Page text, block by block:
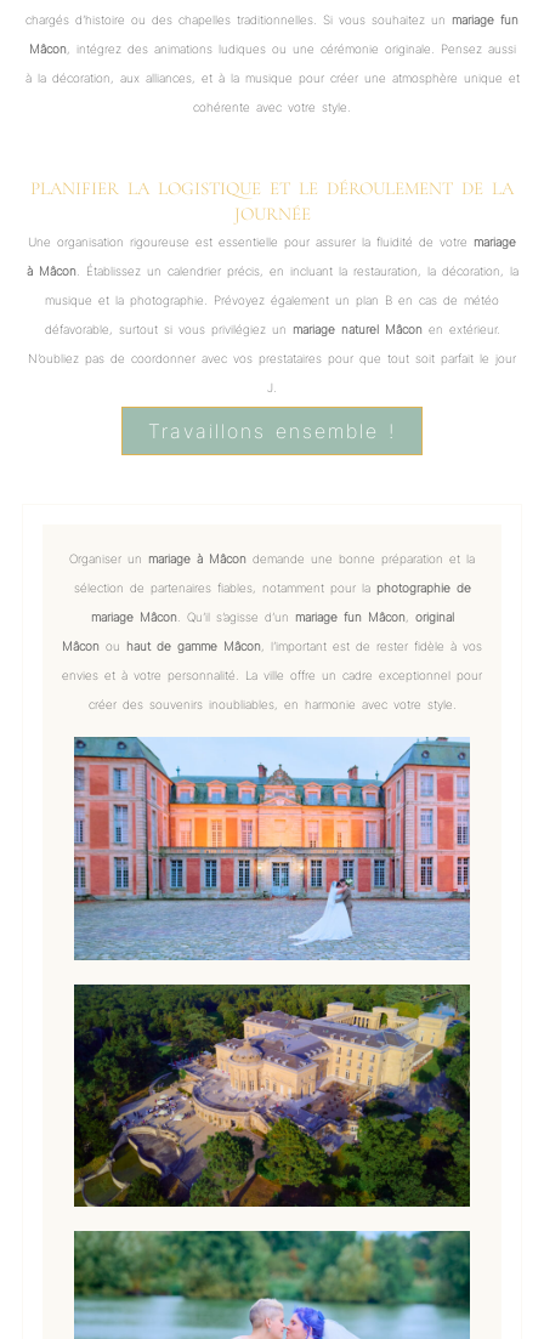
chargés d’histoire ou des chapelles traditionnelles. Si vous souhaitez un mariage fun
Mâcon, intégrez des animations ludiques ou une cérémonie originale. Pensez aussi
à la décoration, aux alliances, et à la musique pour créer une atmosphère unique et
cohérente avec votre style.
PLANIFIER LA LOGISTIQUE ET LE DÉROULEMENT DE LA
JOURNÉE
Une organisation rigoureuse est essentielle pour assurer la fluidité de votre mariage
à Mâcon. Établissez un calendrier précis, en incluant la restauration, la décoration, la
musique et la photographie. Prévoyez également un plan B en cas de météo
défavorable, surtout si vous privilégiez un mariage naturel Mâconen extérieur.
N’oubliez pas de coordonner avec vos prestataires pour que tout soit parfait le jour
J.
Travaillons ensemble !
Organiser un mariage à Mâcon demande une bonne préparation et la
sélection de partenaires fiables, notamment pour la photographie de
mariage Mâcon. Qu’il s’agisse d’un mariage fun Mâcon, original
Mâcon ou haut de gamme Mâcon, l’important est de rester fidèle à vos
envies et à votre personnalité. La ville offre un cadre exceptionnel pour
créer des souvenirs inoubliables, en harmonie avec votre style.